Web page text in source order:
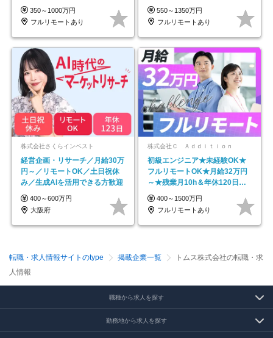
ネイル自由／副業OK
350～1000万円
フルリモートあり
550～1350万円
フルリモートあり
株式会社さくらインベスト
経営企画・リサーチ／月給30万
円～／リモートOK／土日祝休
み／生成AIを活用できる方歓迎
400～600万円
大阪府
株式会社Ｃ Ａｄｄｉｔｉｏｎ
初級エンジニア★未経験OK★
フルリモートOK★月給32万円
～★残業月10h＆年休120日以
上★副業可
400～1500万円
フルリモートあり
転職・求人情報サイトのtype 掲載企業一覧
トムス株式会社の転職・求
人情報
職種から求人を探す
勤務地から求人を探す